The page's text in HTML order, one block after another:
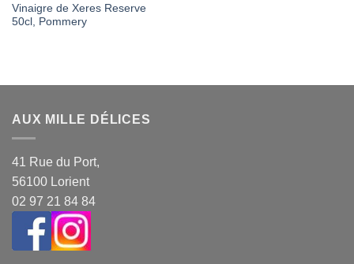
Vinaigre de Xeres Reserve
50cl, Pommery
AUX MILLE DÉLICES
41 Rue du Port,
56100 Lorient
02 97 21 84 84